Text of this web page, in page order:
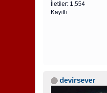
İletiler: 1,554
Kayıtlı
devirsever